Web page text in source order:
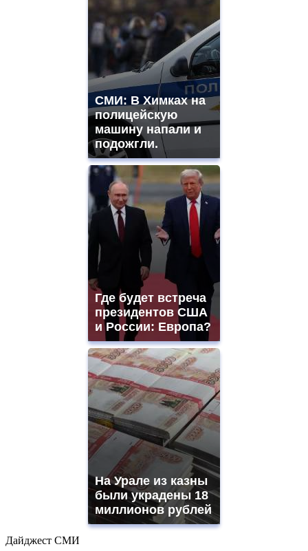
СМИ: В Химках на
полицейскую
машину напали и
подожгли.
Где будет встреча
президентов США
и России: Европа?
На Урале из казны
были украдены 18
миллионов рублей
Дайджест СМИ